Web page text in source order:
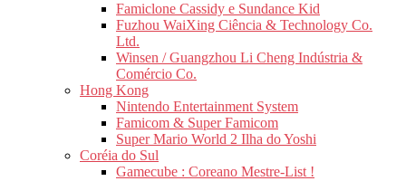
Famiclone Cassidy e Sundance Kid
Fuzhou WaiXing Ciência & Technology Co.
Ltd.
Winsen / Guangzhou Li Cheng Indústria &
Comércio Co.
Hong Kong
Nintendo Entertainment System
Famicom & Super Famicom
Super Mario World 2 Ilha do Yoshi
Coréia do Sul
Gamecube : Coreano Mestre-List !